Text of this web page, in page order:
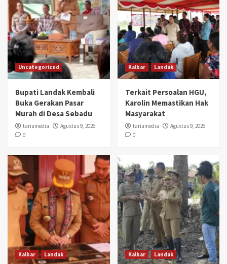
Uncategorized
Bupati Landak Kembali
Buka Gerakan Pasar
Murah di Desa Sebadu
tariumedia
Agustus 9, 2026
0
Kalbar Landak
Terkait Persoalan HGU,
Karolin Memastikan Hak
Masyarakat
tariumedia
Agustus 9, 2026
0
Kalbar Landak Kalbar Landak